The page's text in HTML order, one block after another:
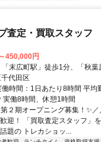
査定・買取スタッフ
450,000円
末広町駅」徒歩1分、「秋
代田区
時間：1日あたり8時間 平均
実働8時間、休憩1時間
２期オープニング募集！✨
迎！ 「買取査定スタッフ」
題の トレカショッ...